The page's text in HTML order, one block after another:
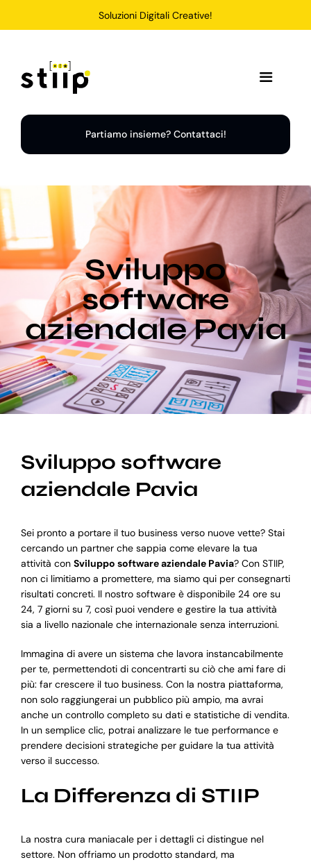
Soluzioni Digitali Creative!
Toggle
Home
Soluzioni
Chi Siamo
Portfolio
Blog
Supporto
Partiamo insieme? Contattaci!
Sviluppo
software
aziendale Pavia
Sviluppo software
aziendale Pavia
Sei pronto a portare il tuo business verso nuove vette? Stai
cercando un partner che sappia come elevare la tua
attività con Sviluppo software aziendale Pavia? Con STIIP,
non ci limitiamo a promettere, ma siamo qui per consegnarti
risultati concreti. Il nostro software è disponibile 24 ore su
24, 7 giorni su 7, così puoi vendere e gestire la tua attività
sia a livello nazionale che internazionale senza interruzioni.
Immagina di avere un sistema che lavora instancabilmente
per te, permettendoti di concentrarti su ciò che ami fare di
più: far crescere il tuo business. Con la nostra piattaforma,
non solo raggiungerai un pubblico più ampio, ma avrai
anche un controllo completo su dati e statistiche di vendita.
In un semplice clic, potrai analizzare le tue performance e
prendere decisioni strategiche per guidare la tua attività
verso il successo.
La Differenza di STIIP
La nostra cura maniacale per i dettagli ci distingue nel
settore. Non offriamo un prodotto standard, ma